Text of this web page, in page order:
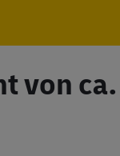
von ca.